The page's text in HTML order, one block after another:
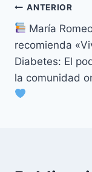
de
entradas
ANTERIOR
María
recomienda
Diabetes: El
la comunidad